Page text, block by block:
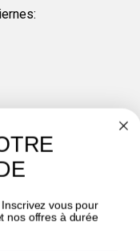
vous pour
nos offres à durée